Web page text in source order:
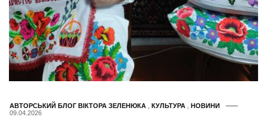
АВТОРСЬКИЙ БЛОГ ВІКТОРА ЗЕЛЕНЮКА КУЛЬТУРА
НОВИНИ
09.04.2026